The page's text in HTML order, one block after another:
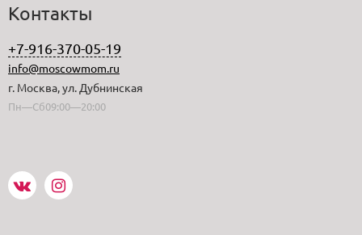
Контакты
+7-916-370-05-19
info@moscowmom.ru
г. Москва, ул. Дубнинская
Пн—Сб09:00—20:00